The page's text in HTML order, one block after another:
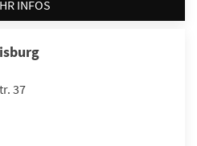
INFOS
37